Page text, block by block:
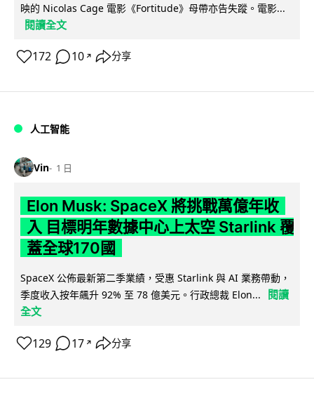
映的 Nicolas Cage 電影《Fortitude》母帶亦告失蹤。電影...
閱讀全文
172 10 ↗ 分享
人工智能
Vin 1 日
Elon Musk: SpaceX 將挑戰萬億年收
入 目標明年數據中心上太空 Starlink 覆
蓋全球170國
SpaceX 公佈最新第二季業績，受惠 Starlink 與 AI 業務帶動，
季度收入按年飆升 92% 至 78 億美元。行政總裁 Elon...
閱讀
全文
129 17 ↗ 分享